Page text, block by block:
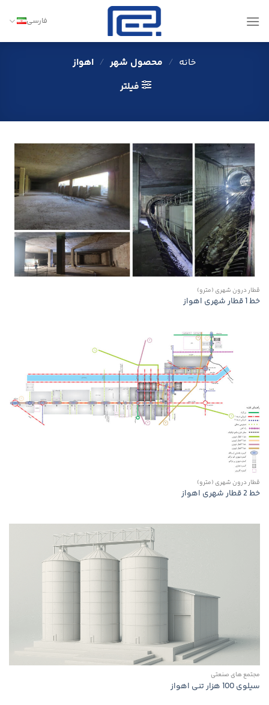
فارسی
خانه / محصول شهر / اهواز
فیلتر
قطار درون شهری (مترو)
خط 1 قطار شهری اهواز
قطار درون شهری (مترو)
خط 2 قطار شهری اهواز
مجتمع های صنعتی
سیلوی 100 هزار تنی اهواز